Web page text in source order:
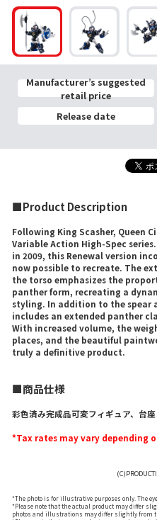
Manufacturer’s suggested
retail price
Release date
■Product Description
Following King Scasher, Queen
Variable Action High-Spec
in 2009, this Renewal version
now possible to recreate. The
the torso emphasizes the
panther form, recreating a
styling. In addition to the spear
includes an extended panther
With increased volume, the
places, and the beautiful
truly a definitive product.
■商品仕様
彩色済み完成品可変フィギュア、台座
*Tax rates may vary depending
*The photo is for illustrative purposes only. The
*Please note that the actual product may differ
photos and illustrations may differ slightly from